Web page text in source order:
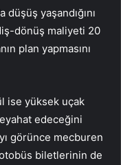
düşüş yaşandığını
dönüş maliyeti 20
plan yapmasını
ise yüksek uçak
edeceğini
görünce mecburen
biletlerinin de